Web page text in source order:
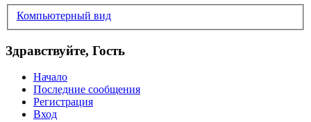
Компьютерный вид
Здравствуйте, Гость
Начало
Последние сообщения
Регистрация
Вход